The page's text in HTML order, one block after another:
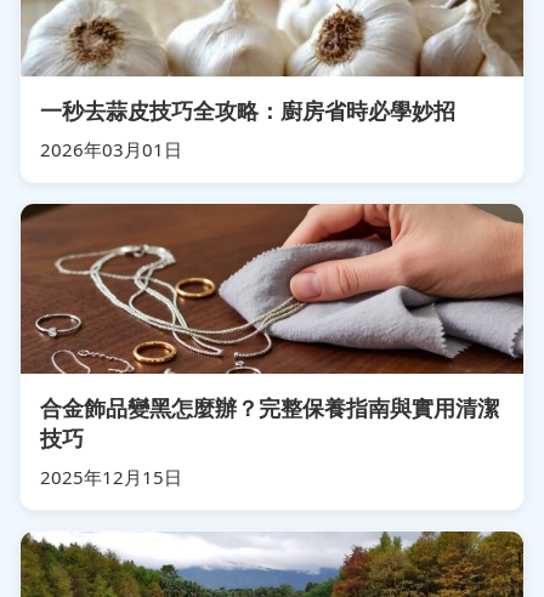
一秒去蒜皮技巧全攻略：廚房省時必學妙招
2026年03月01日
合金飾品變黑怎麼辦？完整保養指南與實用清潔
技巧
2025年12月15日